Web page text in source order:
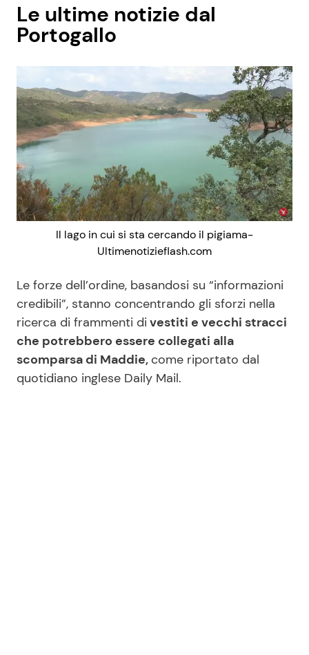
Le ultime notizie dal
Portogallo
Il lago in cui si sta cercando il pigiama-
Ultimenotizieflash.com
Le forze dell’ordine, basandosi su “informazioni
credibili”, stanno concentrando gli sforzi nella
ricerca di frammenti di vestiti e vecchi stracci
che potrebbero essere collegati alla
scomparsa di Maddie, come riportato dal
quotidiano inglese Daily Mail.